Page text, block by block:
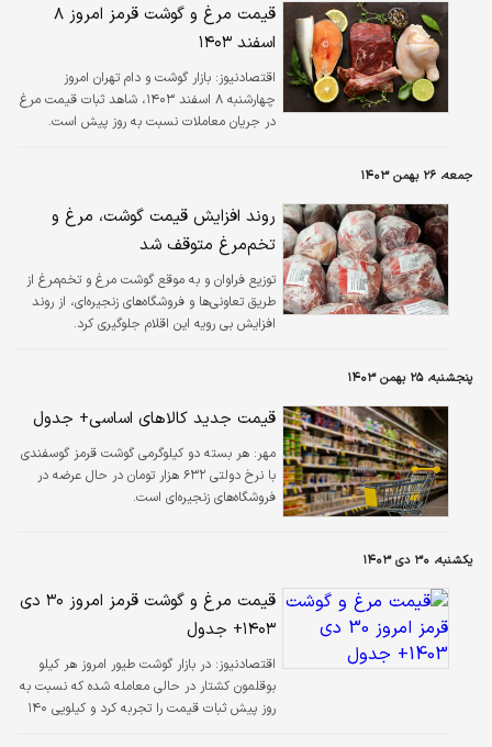
قیمت مرغ و گوشت قرمز امروز ۸
اسفند ۱۴۰۳
اقتصادنیوز: بازار گوشت و دام تهران امروز
چهارشنبه ۸ اسفند ۱۴۰۳، شاهد ثبات قیمت مرغ
در جریان معاملات نسبت به روز پیش است.
جمعه، ۲۶ بهمن ۱۴۰۳
روند افزایش قیمت گوشت، مرغ و
تخم‌مرغ متوقف شد
توزیع فراوان و به موقع گوشت مرغ و تخم‌مرغ از
طریق تعاونی‌ها و فروشگاه‌های زنجیره‌ای، از روند
افزایش بی رویه این اقلام جلوگیری کرد.
پنجشنبه، ۲۵ بهمن ۱۴۰۳
قیمت جدید کالاهای اساسی+ جدول
مهر: هر بسته دو کیلوگرمی گوشت قرمز گوسفندی
با نرخ دولتی ۶۳۲ هزار تومان در حال عرضه در
فروشگاه‌های زنجیره‌ای است.
یکشنبه، ۳۰ دی ۱۴۰۳
قیمت مرغ و گوشت قرمز امروز ۳۰ دی
۱۴۰۳+ جدول
اقتصادنیوز: در بازار گوشت طیور امروز هر کیلو
بوقلمون کشتار در حالی معامله شده که نسبت به
روز پیش ثبات قیمت را تجربه کرد و کیلویی ۱۴۰